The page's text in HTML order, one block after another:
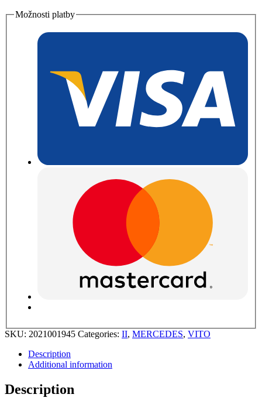
Možnosti platby
SKU: 2021001945 Categories: II, MERCEDES, VITO
Description
Additional information
Description